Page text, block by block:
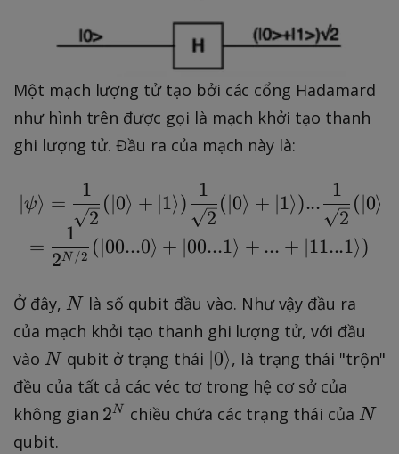
Một mạch lượng tử tạo bởi các cổng Hadamard
như hình trên được gọi là mạch khởi tạo thanh
ghi lượng tử. Đầu ra của mạch này là:
\ \ket{\psi}
∣ψ⟩ =
2
1
(∣0⟩ + ∣1⟩)
2
1
(∣0⟩ + ∣1⟩)...
2
1
(∣0⟩
=
2N /2
1
(∣00...0⟩ + ∣00...1⟩ + ... + ∣11...1⟩)
Ở đây, N
Nlà số qubit đầu vào. Như vậy đầu ra
của mạch khởi tạo thanh ghi lượng tử, với đầu
vào N
N qubit ở trạng thái \
k
t
0⟩, là trạng thái "trộn"
đều của tất cả các véc tơ trong hệ cơ sở của
không gian 2
2N chiều chứa các trạng thái của N
N
qubit.